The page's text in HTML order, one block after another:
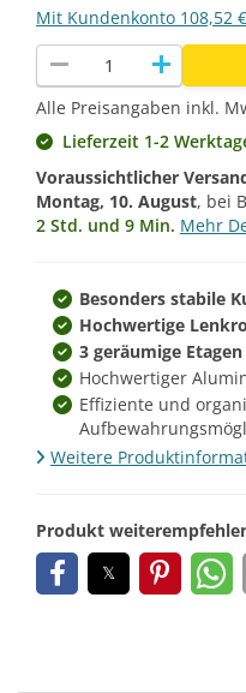
Mit Kundenkonto 108,52
remove add
Alle Preisangaben inkl.
Lieferzeit 1-2
Voraussichtlicher
Montag, 10. August, bei
2 Std. und 9 Min. Mehr
Besonders stabile
Hochwertige
3 geräumige Etagen
Hochwertiger
Effiziente und
Weitere
Produkt